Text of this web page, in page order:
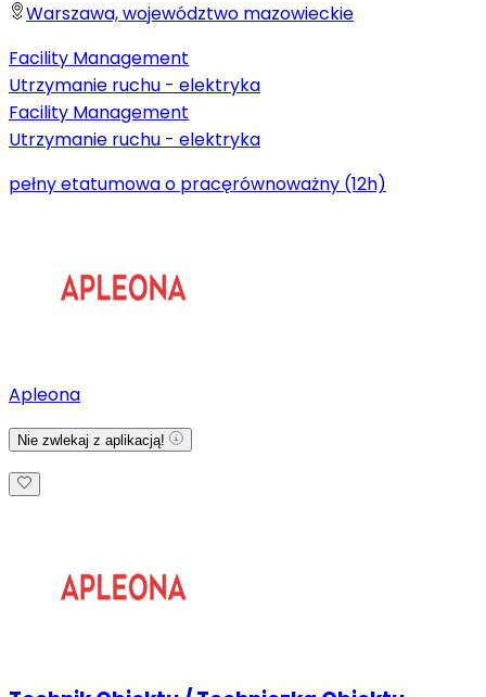
Warszawa, województwo mazowieckie
Facility Management
Utrzymanie ruchu - elektryka
Facility Management
Utrzymanie ruchu - elektryka
pełny etatumowa o pracęrównoważny (12h)
Apleona
Nie zwlekaj z aplikacją!